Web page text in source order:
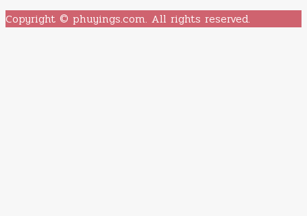
Copyright © phuyings.com. All rights reserved.